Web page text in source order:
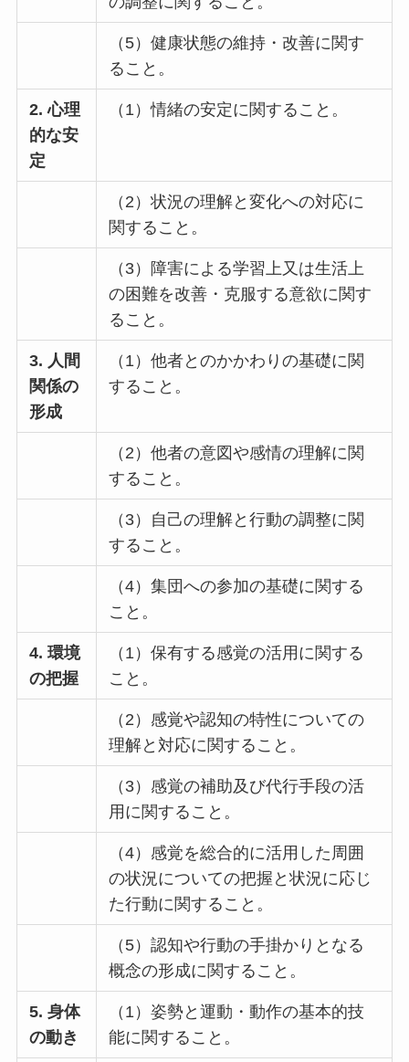
（5）健康状態の維持・改善に関す
ること。
2. 心理
的な安
定
（1）情緒の安定に関すること。
（2）状況の理解と変化への対応に
関すること。
（3）障害による学習上又は生活上
の困難を改善・克服する意欲に関す
ること。
3. 人間
関係の
形成
（1）他者とのかかわりの基礎に関
すること。
（2）他者の意図や感情の理解に関
すること。
（3）自己の理解と行動の調整に関
すること。
（4）集団への参加の基礎に関する
こと。
4. 環境
の把握
（1）保有する感覚の活用に関する
こと。
（2）感覚や認知の特性についての
理解と対応に関すること。
（3）感覚の補助及び代行手段の活
用に関すること。
（4）感覚を総合的に活用した周囲
の状況についての把握と状況に応じ
た行動に関すること。
（5）認知や行動の手掛かりとなる
概念の形成に関すること。
5. 身体
の動き
（1）姿勢と運動・動作の基本的技
能に関すること。